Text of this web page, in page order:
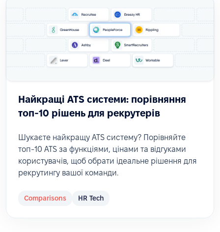
Найкращі ATS системи: порівняння
топ-10 рішень для рекрутерів
Шукаєте найкращу ATS систему? Порівняйте
топ-10 ATS за функціями, цінами та відгуками
користувачів, щоб обрати ідеальне рішення для
рекрутингу вашої команди.
Comparisons HR Tech